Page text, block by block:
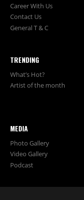
Career With Us
Contact Us
General T & C
TRENDING
What’s Hot?
Artist of the month
MEDIA
Photo Gallery
Video Gallery
Podcast